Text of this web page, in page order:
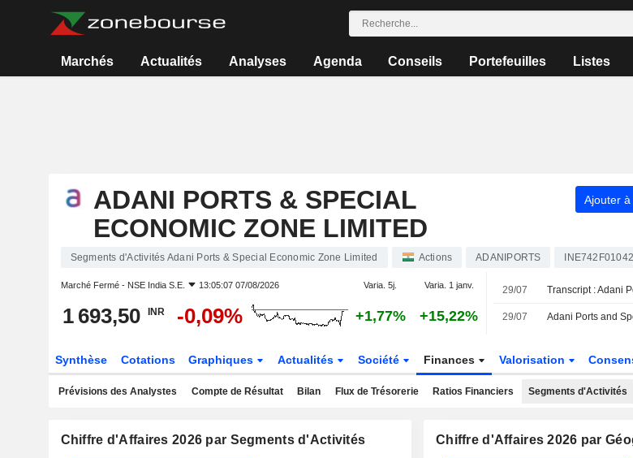
Marchés Actualités Analyses Agenda Conseils Portefeuilles Listes
ADANI PORTS & SPECIAL
ECONOMIC ZONE LIMITED
Ajouter
Segments d'Activités Adani Ports & Special Economic Zone Limited Actions ADANIPORTS INE742F01042
Marché Fermé - NSE India S.E. 13:05:07 07/08/2026 Varia. 5j. Varia. 1 janv.
1 693,50 INR -0,09% +1,77% +15,22%
29/07
29/07
Synthèse Cotations Graphiques Actualités Société Finances Valorisation
Prévisions des Analystes Compte de Résultat Bilan Flux de Trésorerie Ratios Financiers Segments d'Activités
Chiffre d'Affaires 2026 par Segments d'Activités Chiffre d'Affaires 2026 par